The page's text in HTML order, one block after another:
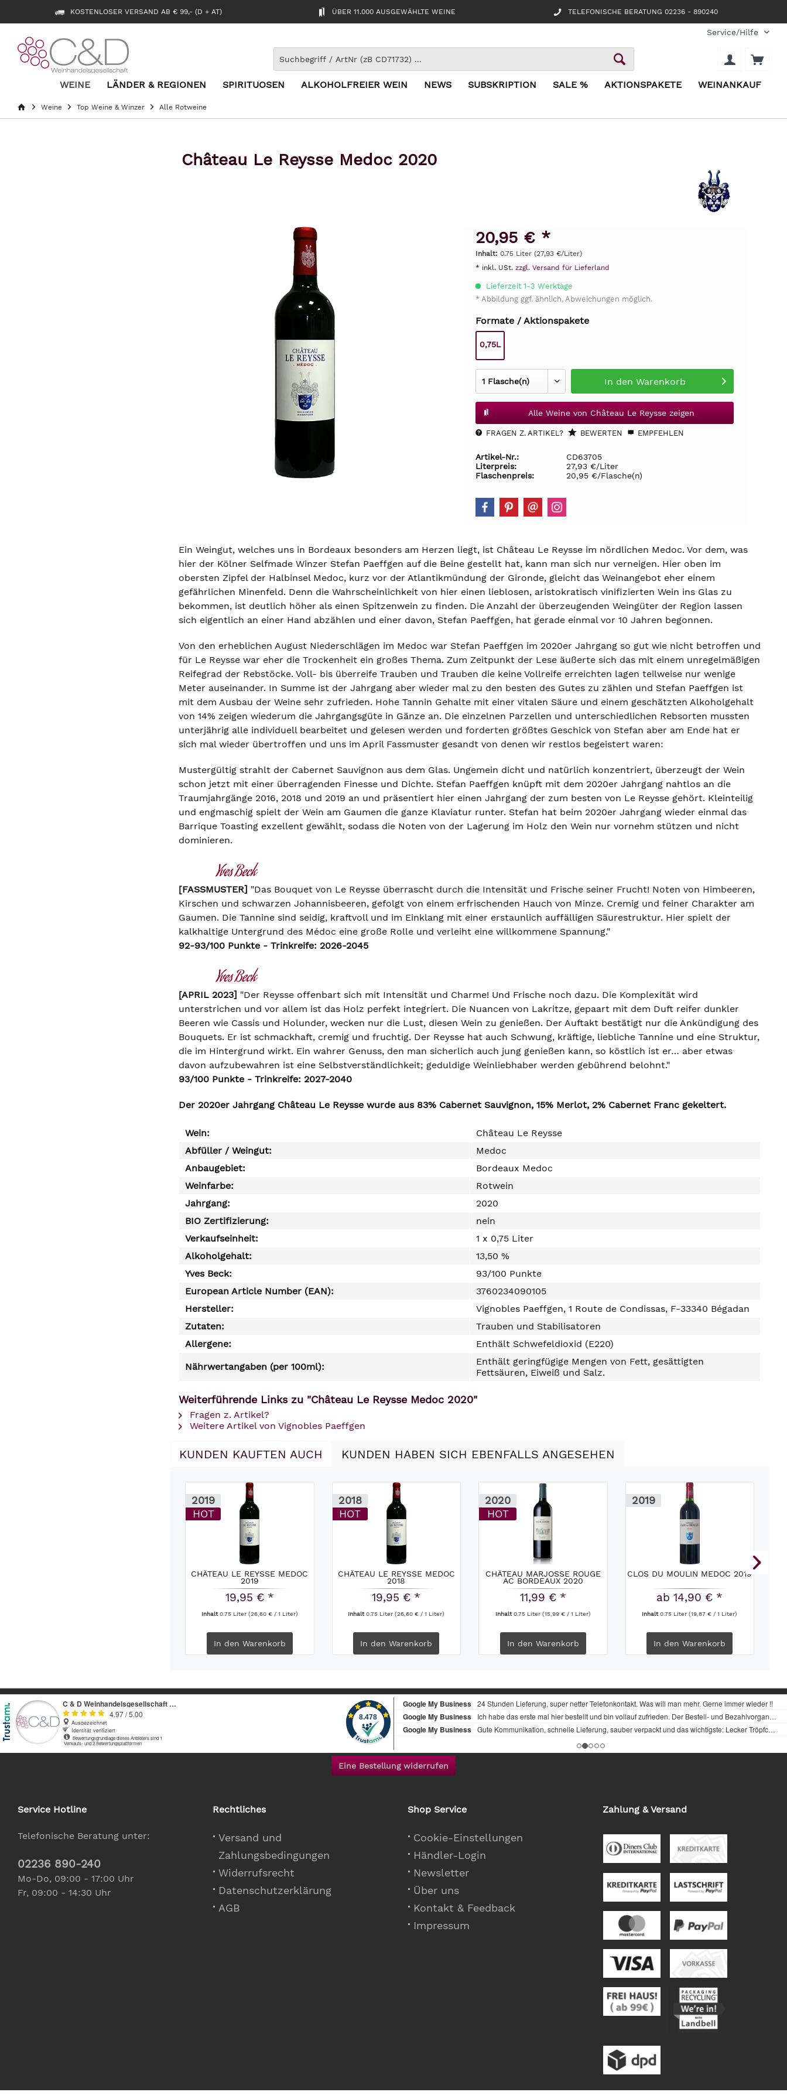
KOSTENLOSER VERSAND AB € 99,- (D + AT) ÜBER 11.000 AUSGEWÄHLTE WEINE TELEFONISCHE BERATUNG 02236 - 890240
Service/Hilfe
WEINE LÄNDER & REGIONEN SPIRITUOSEN ALKOHOLFREIER WEIN NEWS SUBSKRIPTION SALE % AKTIONSPAKETE WEINANKAUF
Weine Top Weine & Winzer Alle Rotweine
Château Le Reysse Medoc 2020
20,95 € *
Inhalt: 0.75 Liter (27,93 €/Liter)
* inkl. USt. zzgl. Versand für Lieferland
Lieferzeit 1-3 Werktage
* Abbildung ggf. ähnlich, Abweichungen möglich.
Formate / Aktionspakete
0,75L
In den Warenkorb
Alle Weine von Château Le Reysse zeigen
FRAGEN Z. ARTIKEL? BEWERTEN EMPFEHLEN
Artikel-Nr.:
CD63705
Literpreis:
27,93 €/Liter
Flaschenpreis:
20,95 €/Flasche(n)
Ein Weingut, welches uns in Bordeaux besonders am Herzen liegt, ist Château Le Reysse im nördlichen Medoc. Vor dem, was
hier der Kölner Selfmade Winzer Stefan Paeffgen auf die Beine gestellt hat, kann man sich nur verneigen. Hier oben im
obersten Zipfel der Halbinsel Medoc, kurz vor der Atlantikmündung der Gironde, gleicht das Weinangebot eher einem
gefährlichen Minenfeld. Denn die Wahrscheinlichkeit von hier einen lieblosen, aristokratisch vinifizierten Wein ins Glas zu
bekommen, ist deutlich höher als einen Spitzenwein zu finden. Die Anzahl der überzeugenden Weingüter der Region lassen
sich eigentlich an einer Hand abzählen und einer davon, Stefan Paeffgen, hat gerade einmal vor 10 Jahren begonnen.
Von den erheblichen August Niederschlägen im Medoc war Stefan Paeffgen im 2020er Jahrgang so gut wie nicht betroffen und
für Le Reysse war eher die Trockenheit ein großes Thema. Zum Zeitpunkt der Lese äußerte sich das mit einem unregelmäßigen
Reifegrad der Rebstöcke. Voll- bis überreife Trauben und Trauben die keine Vollreife erreichten lagen teilweise nur wenige
Meter auseinander. In Summe ist der Jahrgang aber wieder mal zu den besten des Gutes zu zählen und Stefan Paeffgen ist
mit dem Ausbau der Weine sehr zufrieden. Hohe Tannin Gehalte mit einer vitalen Säure und einem geschätzten Alkoholgehalt
von 14% zeigen wiederum die Jahrgangsgüte in Gänze an. Die einzelnen Parzellen und unterschiedlichen Rebsorten mussten
unterjährig alle individuell bearbeitet und gelesen werden und forderten größtes Geschick von Stefan aber am Ende hat er
sich mal wieder übertroffen und uns im April Fassmuster gesandt von denen wir restlos begeistert waren:
Mustergültig strahlt der Cabernet Sauvignon aus dem Glas. Ungemein dicht und natürlich konzentriert, überzeugt der Wein
schon jetzt mit einer überragenden Finesse und Dichte. Stefan Paeffgen knüpft mit dem 2020er Jahrgang nahtlos an die
Traumjahrgänge 2016, 2018 und 2019 an und präsentiert hier einen Jahrgang der zum besten von Le Reysse gehört. Kleinteilig
und engmaschig spielt der Wein am Gaumen die ganze Klaviatur runter. Stefan hat beim 2020er Jahrgang wieder einmal das
Barrique Toasting exzellent gewählt, sodass die Noten von der Lagerung im Holz den Wein nur vornehm stützen und nicht
dominieren.
[FASSMUSTER] "Das Bouquet von Le Reysse überrascht durch die Intensität und Frische seiner Frucht! Noten von Himbeeren,
Kirschen und schwarzen Johannisbeeren, gefolgt von einem erfrischenden Hauch von Minze. Cremig und feiner Charakter am
Gaumen. Die Tannine sind seidig, kraftvoll und im Einklang mit einer erstaunlich auffälligen Säurestruktur. Hier spielt der
kalkhaltige Untergrund des Médoc eine große Rolle und verleiht eine willkommene Spannung."
92-93/100 Punkte - Trinkreife: 2026-2045
[APRIL 2023] "Der Reysse offenbart sich mit Intensität und Charme! Und Frische noch dazu. Die Komplexität wird
unterstrichen und vor allem ist das Holz perfekt integriert. Die Nuancen von Lakritze, gepaart mit dem Duft reifer dunkler
Beeren wie Cassis und Holunder, wecken nur die Lust, diesen Wein zu genießen. Der Auftakt bestätigt nur die Ankündigung des
Bouquets. Er ist schmackhaft, cremig und fruchtig. Der Reysse hat auch Schwung, kräftige, liebliche Tannine und eine Struktur,
die im Hintergrund wirkt. Ein wahrer Genuss, den man sicherlich auch jung genießen kann, so köstlich ist er… aber etwas
davon aufzubewahren ist eine Selbstverständlichkeit; geduldige Weinliebhaber werden gebührend belohnt."
93/100 Punkte - Trinkreife: 2027-2040
Der 2020er Jahrgang Château Le Reysse wurde aus 83% Cabernet Sauvignon, 15% Merlot, 2% Cabernet Franc gekeltert.
Wein:
Château Le Reysse
Abfüller / Weingut:
Medoc
Anbaugebiet:
Bordeaux Medoc
Weinfarbe:
Rotwein
Jahrgang:
2020
BIO Zertifizierung:
nein
Verkaufseinheit:
1 x 0,75 Liter
Alkoholgehalt:
13,50 %
Yves Beck:
93/100 Punkte
European Article Number (EAN):
3760234090105
Hersteller:
Vignobles Paeffgen, 1 Route de Condissas, F-33340 Bégadan
Zutaten:
Trauben und Stabilisatoren
Allergene:
Enthält Schwefeldioxid (E220)
Nährwertangaben (per 100ml):
Enthält geringfügige Mengen von Fett, gesättigten
Fettsäuren, Eiweiß und Salz.
Weiterführende Links zu "Château Le Reysse Medoc 2020"
Fragen z. Artikel?
Weitere Artikel von Vignobles Paeffgen
KUNDEN KAUFTEN AUCH KUNDEN HABEN SICH EBENFALLS ANGESEHEN
2019
HOT
CHÂTEAU LE REYSSE MEDOC
2019
19,95 € *
Inhalt0.75 Liter (26,60 € / 1 Liter)
In den Warenkorb
2018
HOT
CHÂTEAU LE REYSSE MEDOC
2018
19,95 € *
Inhalt0.75 Liter(26,60 € / 1 Liter)
In den Warenkorb
2020
HOT
CHÂTEAU MARJOSSE ROUGE
AC BORDEAUX 2020
11,99 € *
Inhalt0.75 Liter (15,99 € / 1 Liter)
In den Warenkorb
2019
CLOS DU MOULIN MEDOC 2019
ab 14,90 € *
Inhalt0.75 Liter(19,87 € / 1 Liter)
In den Warenkorb
Eine Bestellung widerrufen
Service Hotline
Telefonische Beratung unter:
02236 890-240
Mo-Do, 09:00 - 17:00 Uhr
Fr, 09:00 - 14:30 Uhr
Rechtliches
Versand und
Zahlungsbedingungen
Widerrufsrecht
Datenschutzerklärung
AGB
Shop Service
Cookie-Einstellungen
Händler-Login
Newsletter
Über uns
Kontakt & Feedback
Impressum
Zahlung & Versand